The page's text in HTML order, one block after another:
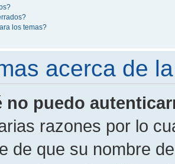
los temas?
acerca de
no puedo
razones por lo
de que su nombre